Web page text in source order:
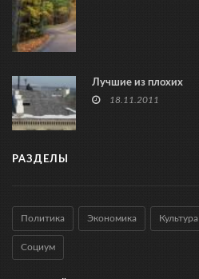
Лучшие из плохих
18.11.2011
РАЗДЕЛЫ
Политика Экономика Культура
Социум